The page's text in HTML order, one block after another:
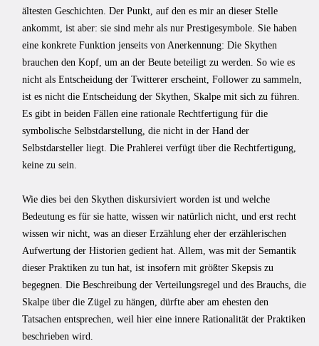
ältesten Geschichten. Der Punkt, auf den es mir an dieser Stelle
ankommt, ist aber: sie sind mehr als nur Prestigesymbole. Sie haben
eine konkrete Funktion jenseits von Anerkennung: Die Skythen
brauchen den Kopf, um an der Beute beteiligt zu werden. So wie es
nicht als Entscheidung der Twitterer erscheint, Follower zu sammeln,
ist es nicht die Entscheidung der Skythen, Skalpe mit sich zu führen.
Es gibt in beiden Fällen eine rationale Rechtfertigung für die
symbolische Selbstdarstellung, die nicht in der Hand der
Selbstdarsteller liegt. Die Prahlerei verfügt über die Rechtfertigung,
keine zu sein.
Wie dies bei den Skythen diskursiviert worden ist und welche
Bedeutung es für sie hatte, wissen wir natürlich nicht, und erst recht
wissen wir nicht, was an dieser Erzählung eher der erzählerischen
Aufwertung der Historien gedient hat. Allem, was mit der Semantik
dieser Praktiken zu tun hat, ist insofern mit größter Skepsis zu
begegnen. Die Beschreibung der Verteilungsregel und des Brauchs, die
Skalpe über die Zügel zu hängen, dürfte aber am ehesten den
Tatsachen entsprechen, weil hier eine innere Rationalität der Praktiken
beschrieben wird.